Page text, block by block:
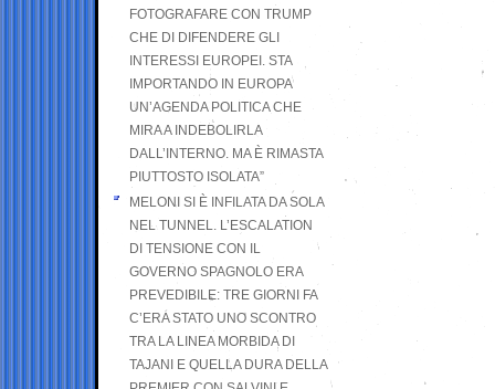
FOTOGRAFARE CON TRUMP
CHE DI DIFENDERE GLI
INTERESSI EUROPEI. STA
IMPORTANDO IN EUROPA
UN’AGENDA POLITICA CHE
MIRA A INDEBOLIRLA
DALL’INTERNO. MA È RIMASTA
PIUTTOSTO ISOLATA”
MELONI SI È INFILATA DA SOLA
NEL TUNNEL. L’ESCALATION
DI TENSIONE CON IL
GOVERNO SPAGNOLO ERA
PREVEDIBILE: TRE GIORNI FA
C’ERA STATO UNO SCONTRO
TRA LA LINEA MORBIDA DI
TAJANI E QUELLA DURA DELLA